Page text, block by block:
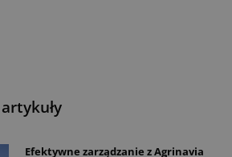
Efektywne zarządzanie z Agrinavia